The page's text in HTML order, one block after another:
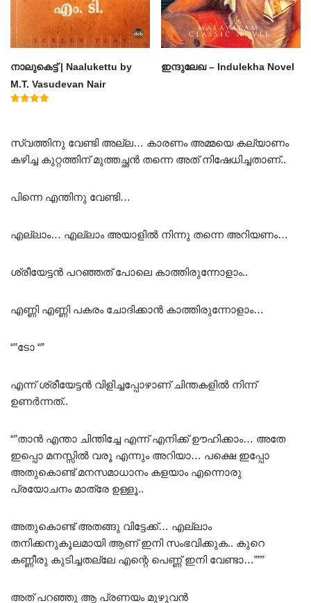
നാലുകെട്ട് | Naalukettu by
M.T. Vasudevan Nair
ഇന്ദുലേഖ – Indulekha Novel
സ്വത്തിനു വേണ്ടി അല്ല… കാരണം അമ്മയെ കല്യാണം
കഴിച്ച കുറ്റത്തിന് മുത്തച്ഛൻ തന്നെ അത് നിഷേധിച്ചതാണ്..
പിന്നെ എന്തിനു വേണ്ടി…
എല്ലാം… എല്ലാം അയാളിൽ നിന്നു തന്നെ അറിയണം…
ശ്രീയേട്ടൻ പറഞ്ഞത് പോലെ കാത്തിരുന്നോളാം..
എണ്ണി എണ്ണി പകരം ചോദിക്കാൻ കാത്തിരുന്നോളാം…
“”ടോ “”
എന്ന് ശ്രീയേട്ടൻ വിളിച്ചപ്പോഴാണ് ചിന്തകളിൽ നിന്ന്
ഉണർന്നത്..
“”താൻ എന്താ ചിന്തിച്ചേ എന്ന് എനിക്ക് ഊഹിക്കാം… അതേ
ഇപ്പൊ മനസ്സിൽ വരൂ എന്നും അറിയാ… പക്ഷെ ഇപ്പോ
അതുകൊണ്ട് മനസമാധാനം കളയാം എന്നൊരു
പ്രയോചനം മാത്രേ ഉള്ളൂ..
അതുകൊണ്ട് അതങ്ങു വിട്ടേക്ക്… എല്ലാം
തനിക്കനുകൂലമായി ആണ് ഇനി സംഭവിക്കുക.. കുറെ
കണ്ണീരു കുടിച്ചതല്ലേ എന്റെ പെണ്ണ് ഇനി വേണ്ടാ…”””
അത് പറഞ്ഞു ആ പ്രണയം മുഴുവൻ